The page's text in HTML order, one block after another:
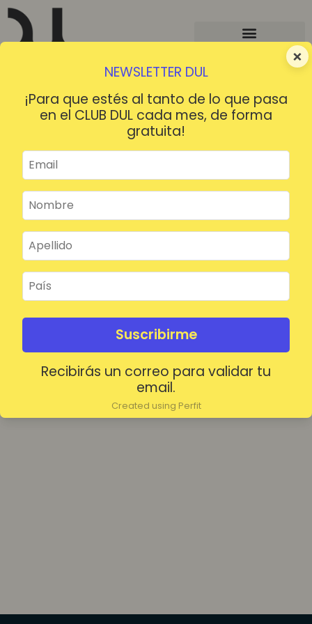
×
NEWSLETTER DUL
¡Para que estés al tanto de lo que pasa
en el CLUB DUL cada mes, de forma
gratuita!
Suscribirme
Recibirás un correo para validar tu
email.
Created using Perfit
¡HOLA!
Mantenerme conectado
Acceder